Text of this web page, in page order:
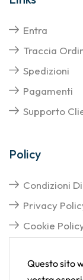
Questo sito
Entra
Traccia
Spedizioni
Pagamenti
Supporto
Policy
Condizioni
Privacy
Cookie